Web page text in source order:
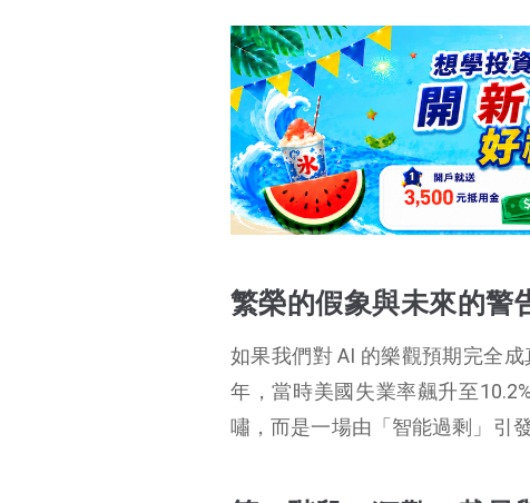
繁榮的假象與未來的警
如果我們對 AI 的樂觀預期完全
年，當時美國失業率飆升至
嘯，而是一場由「智能過剩」引